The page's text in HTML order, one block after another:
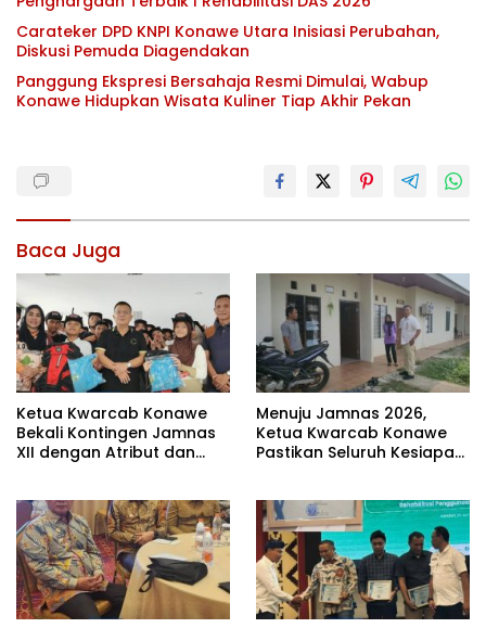
Carateker DPD KNPI Konawe Utara Inisiasi Perubahan,
Diskusi Pemuda Diagendakan
Panggung Ekspresi Bersahaja Resmi Dimulai, Wabup
Konawe Hidupkan Wisata Kuliner Tiap Akhir Pekan
Baca Juga
Ketua Kwarcab Konawe
Bekali Kontingen Jamnas
XII dengan Atribut dan
Menuju Jamnas 2026,
Ketua Kwarcab Konawe
Pastikan Seluruh Kesiapan